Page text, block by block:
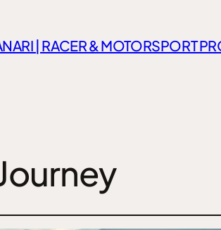
| RACER & MOTORSPORT